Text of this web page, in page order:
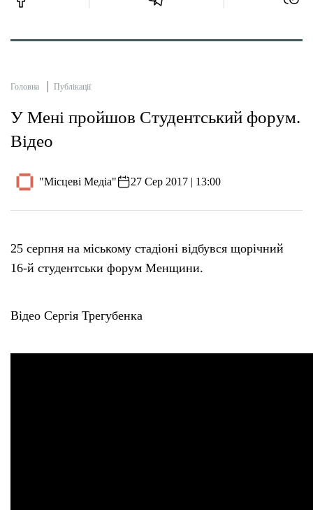
Головна Публікації
У Мені пройшов Студентський форум.
Відео
"Місцеві Медіа" 27 Сер 2017 | 13:00
25 серпня на міському стадіоні відбувся щорічний
16-й студентськи форум Менщини.
Відео Сергія Трегубенка